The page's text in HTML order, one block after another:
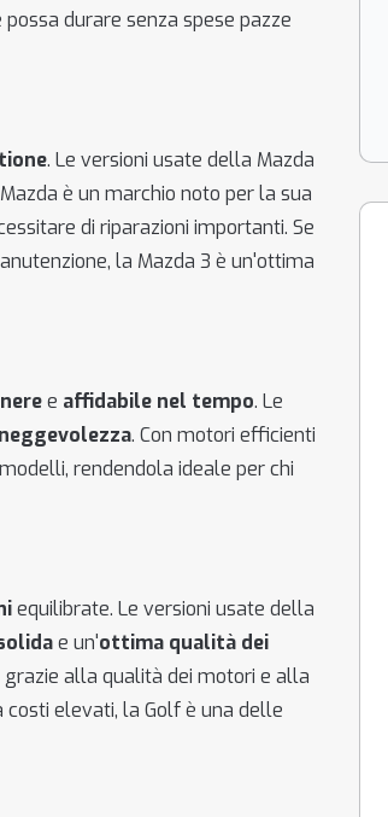
durare senza spese pazze
. Le versioni usate della Mazda
è un marchio noto per la sua
di riparazioni importanti. Se
la Mazda 3 è un'ottima
e affidabile nel tempo. Le
. Con motori efficienti
rendendola ideale per chi
equilibrate. Le versioni usate della
e un'ottima qualità dei
alla qualità dei motori e alla
costi elevati, la Golf è una delle